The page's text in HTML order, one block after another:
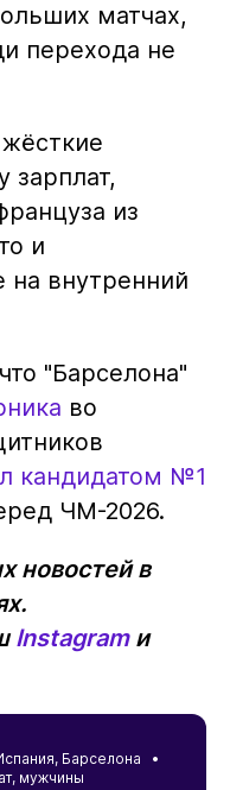
матчах,
перехода не
зарплат,
из
и
на внутренний
"Барселона"
во
кандидатом №1
ЧМ-2026.
новостей в
Instagramи
, Барселона •
мужчины